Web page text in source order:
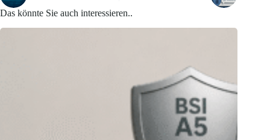
Das könnte Sie auch interessieren..